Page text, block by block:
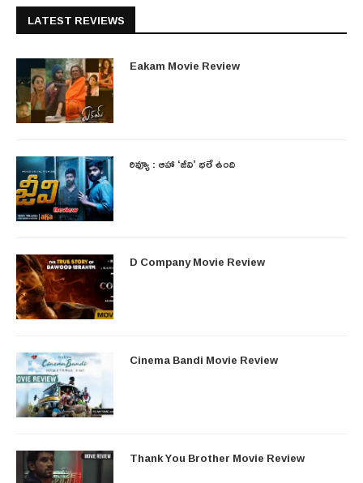
LATEST REVIEWS
Eakam Movie Review
రివ్యూ : ఆహా ‘జీవి’ భలే ఉంది
D Company Movie Review
Cinema Bandi Movie Review
Thank You Brother Movie Review